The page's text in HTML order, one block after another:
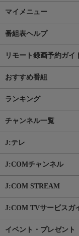
マイメニュー
番組表ヘルプ
リモート録画予約ガイ
おすすめ番組
ランキング
チャンネル一覧
J:テレ
J:COMチャンネル
J:COM STREAM
J:COM TVサービスガ
イベント・プレゼント